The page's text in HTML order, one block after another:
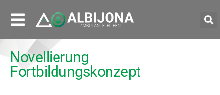
Novellierung
Fortbildungskonzept